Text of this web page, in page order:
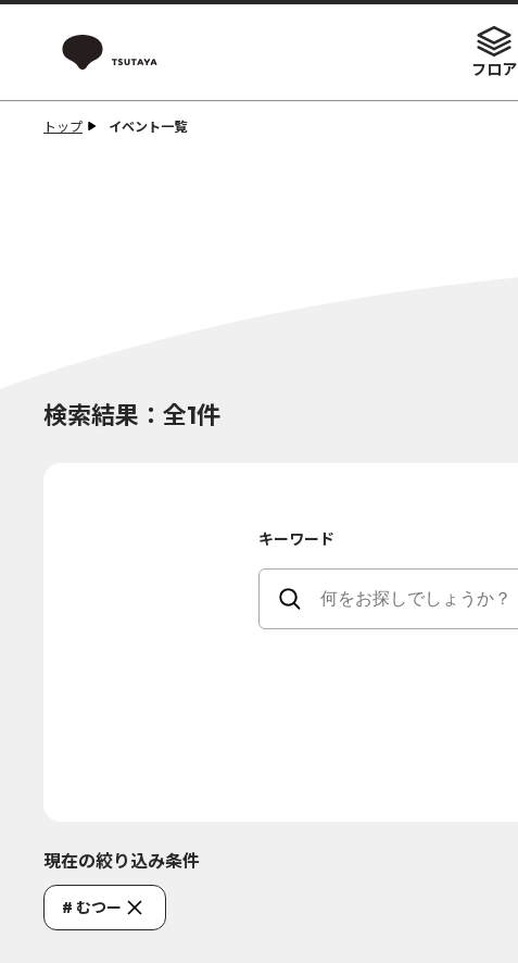
フロア
トップ イベント一覧
検索結果：全1件
キーワード
現在の絞り込み条件
# むつー